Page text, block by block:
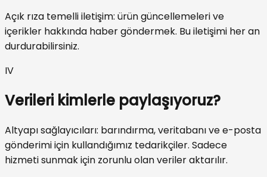
Açık rıza temelli iletişim: ürün güncellemeleri ve
içerikler hakkında haber göndermek. Bu iletişimi her an
durdurabilirsiniz.
IV
Verileri kimlerle paylaşıyoruz?
Altyapı sağlayıcıları: barındırma, veritabanı ve e-posta
gönderimi için kullandığımız tedarikçiler. Sadece
hizmeti sunmak için zorunlu olan veriler aktarılır.